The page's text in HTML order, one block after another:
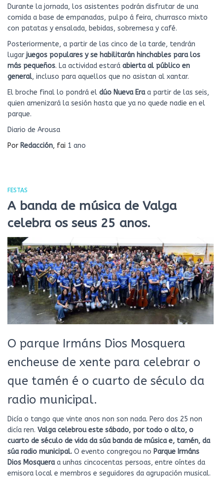
Durante la jornada, los asistentes podrán disfrutar de una
comida a base de empanadas, pulpo á feira, churrasco mixto
con patatas y ensalada, bebidas, sobremesa y café.
Posteriormente, a partir de las cinco de la tarde, tendrán
lugar juegos populares y se habilitarán hinchables para los
más pequeños. La actividad estará abierta al público en
general, incluso para aquellos que no asistan al xantar.
El broche final lo pondrá el dúo Nueva Eraa partir de las seis,
quien amenizará la sesión hasta que ya no quede nadie en el
parque.
Diario de Arousa
Por Redacción, fai 1 ano
FESTAS
A banda de música de Valga
celebra os seus 25 anos.
O parque Irmáns Dios Mosquera
encheuse de xente para celebrar o
que tamén é o cuarto de século da
radio municipal.
Dicía o tango que vinte anos non son nada. Pero dos 25 non
dicía ren. Valga celebrou este sábado, por todo o alto, o
cuarto de século de vida da súa banda de música e, tamén, da
súa radio municipal. O evento congregou no Parque Irmáns
Dios Mosqueraa unhas cincocentas persoas, entre oíntes da
emisora local e membros e seguidores da agrupación musical.